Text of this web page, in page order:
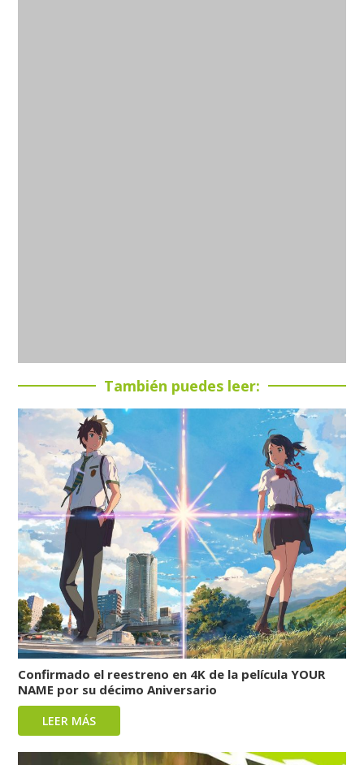
También puedes leer:
Confirmado el reestreno en 4K de la película YOUR
NAME por su décimo Aniversario
LEER MÁS